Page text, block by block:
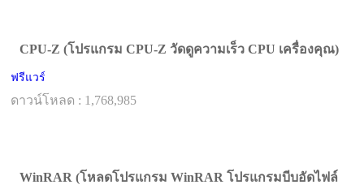
CPU-Z (โปรแกรม CPU-Z วัดดูความเร็ว CPU เครื่องคุณ)
ฟรีแวร์
ดาวน์โหลด : 1,768,985
WinRAR (โหลดโปรแกรม WinRAR โปรแกรมบีบอัดไฟล์